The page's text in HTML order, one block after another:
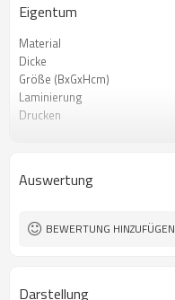
Eigentum
Material
Dicke
Größe (BxGxHcm)
Laminierung
Drucken
Auswertung
BEWERTUNG HINZUFÜGEN
Darstellung